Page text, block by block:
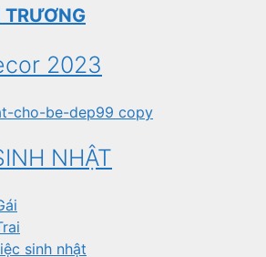
2023
NHẬT
sinh nhật